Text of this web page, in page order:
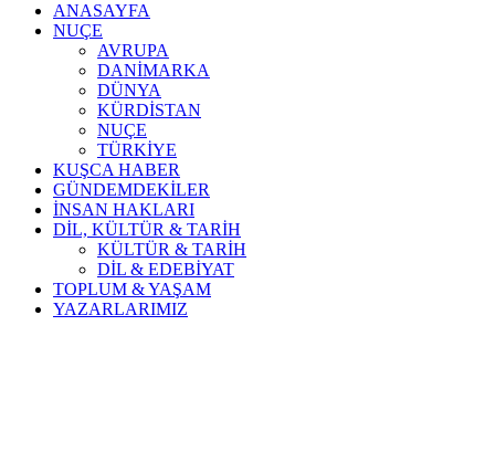
ANASAYFA
NUÇE
AVRUPA
DANİMARKA
DÜNYA
KÜRDİSTAN
NUÇE
TÜRKİYE
KUŞCA HABER
GÜNDEMDEKİLER
İNSAN HAKLARI
DİL, KÜLTÜR & TARİH
KÜLTÜR & TARİH
DİL & EDEBİYAT
TOPLUM & YAŞAM
YAZARLARIMIZ